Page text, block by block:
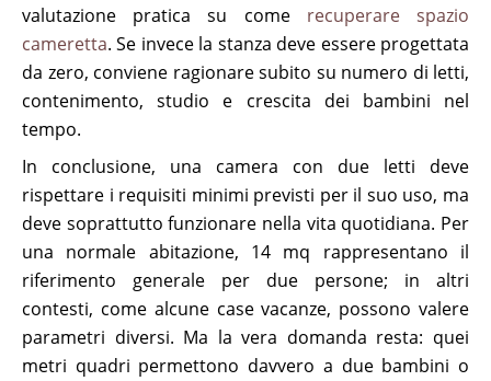
valutazione pratica su come recuperare spazio
cameretta. Se invece la stanza deve essere progettata
da zero, conviene ragionare subito su numero di letti,
contenimento, studio e crescita dei bambini nel
tempo.
In conclusione, una camera con due letti deve
rispettare i requisiti minimi previsti per il suo uso, ma
deve soprattutto funzionare nella vita quotidiana. Per
una normale abitazione, 14 mq rappresentano il
riferimento generale per due persone; in altri
contesti, come alcune case vacanze, possono valere
parametri diversi. Ma la vera domanda resta: quei
metri quadri permettono davvero a due bambini o